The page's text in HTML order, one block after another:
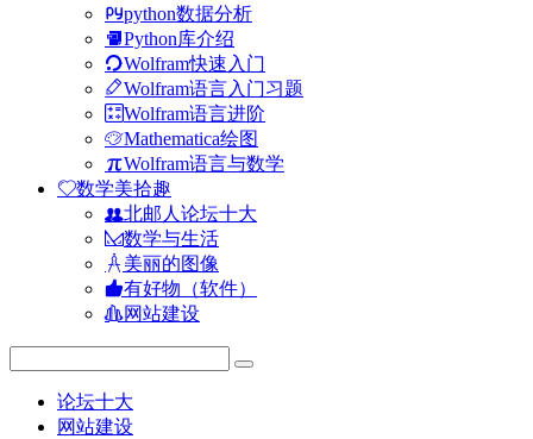
python数据分析
Python库介绍
Wolfram快速入门
Wolfram语言入门习题
Wolfram语言进阶
Mathematica绘图
Wolfram语言与数学
数学美拾趣
北邮人论坛十大
数学与生活
美丽的图像
有好物（软件）
网站建设
论坛十大
网站建设